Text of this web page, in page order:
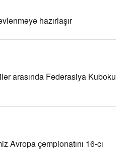
hazırlaşır
arasında Federasiya Kuboku
Avropa çempionatını 16-cı